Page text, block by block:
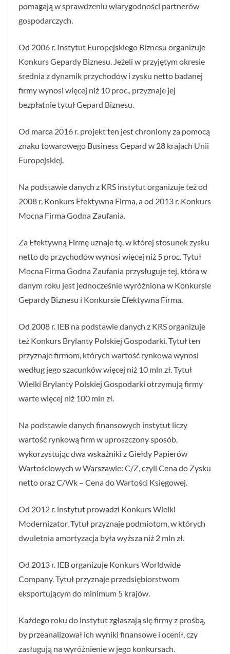
pomagają w sprawdzeniu wiarygodności partnerów
gospodarczych.
Od 2006 r. Instytut Europejskiego Biznesu organizuje
Konkurs Gepardy Biznesu. Jeżeli w przyjętym okresie
średnia z dynamik przychodów i zysku netto badanej
firmy wynosi więcej niż 10 proc., przyznaje jej
bezpłatnie tytuł Gepard Biznesu.
Od marca 2016 r. projekt ten jest chroniony za pomocą
znaku towarowego Business Gepard w 28 krajach Unii
Europejskiej.
Na podstawie danych z KRS instytut organizuje też od
2008 r. Konkurs Efektywna Firma, a od 2013 r. Konkurs
Mocna Firma Godna Zaufania.
Za Efektywną Firmę uznaje tę, w której stosunek zysku
netto do przychodów wynosi więcej niż 5 proc. Tytuł
Mocna Firma Godna Zaufania przysługuje tej, która w
danym roku jest jednocześnie wyróżniona w Konkursie
Gepardy Biznesu i Konkursie Efektywna Firma.
Od 2008 r. IEB na podstawie danych z KRS organizuje
też Konkurs Brylanty Polskiej Gospodarki. Tytuł ten
przyznaje firmom, których wartość rynkowa wynosi
według jego szacunków więcej niż 10 mln zł. Tytuł
Wielki Brylanty Polskiej Gospodarki otrzymują firmy
warte więcej niż 100 mln zł.
Na podstawie danych finansowych instytut liczy
wartość rynkową firm w uproszczony sposób,
wykorzystując dwa wskaźniki z Giełdy Papierów
Wartościowych w Warszawie: C/Z, czyli Cena do Zysku
netto oraz C/Wk – Cena do Wartości Księgowej.
Od 2012 r. instytut prowadzi Konkurs Wielki
Modernizator. Tytuł przyznaje podmiotom, w których
dwuletnia amortyzacja była wyższa niż 2 mln zł.
Od 2013 r. IEB organizuje Konkurs Worldwide
Company. Tytuł przyznaje przedsiębiorstwom
eksportującym do minimum 5 krajów.
Każdego roku do instytut zgłaszają się firmy z prośbą,
by przeanalizował ich wyniki finansowe i ocenił, czy
zasługują na wyróżnienie w jego konkursach.